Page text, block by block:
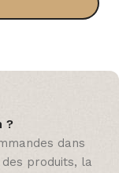
?
dans
produits, la